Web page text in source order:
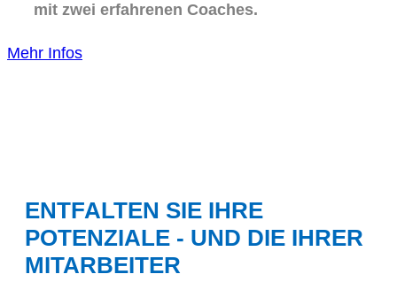
mit zwei erfahrenen Coaches.
Mehr Infos
ENTFALTEN SIE IHRE
POTENZIALE - UND DIE IHRER
MITARBEITER